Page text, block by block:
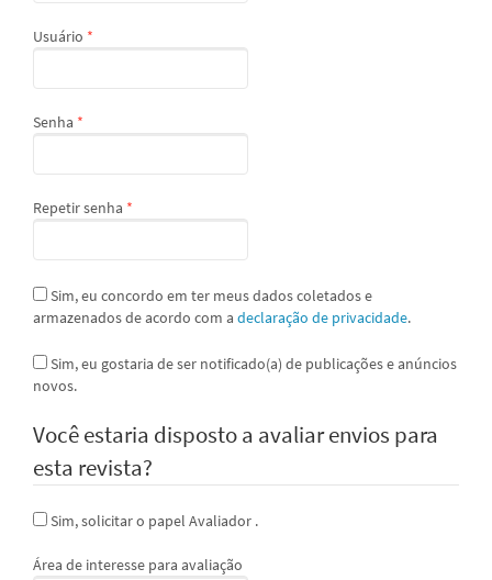
Usuário *
Senha *
Repetir senha *
armazenados de acordo com a declaração de privacidade.
novos.
Você estaria disposto a avaliar envios para
esta revista?
Sim, solicitar o papel Avaliador .
Área de interesse para avaliação